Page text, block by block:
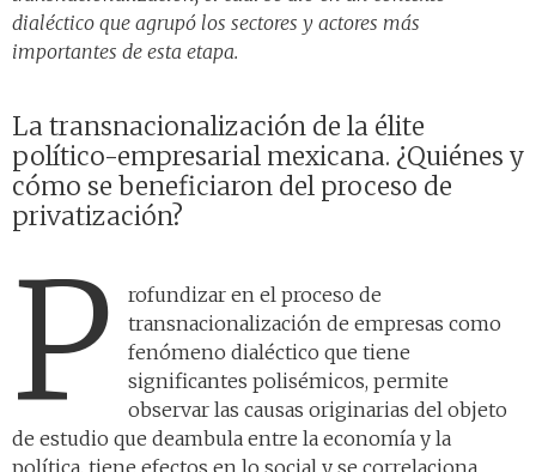
dialéctico que agrupó los sectores y actores más
importantes de esta etapa.
La transnacionalización de la élite
político-empresarial mexicana. ¿Quiénes y
cómo se beneficiaron del proceso de
privatización?
P
rofundizar en el proceso de
transnacionalización de empresas como
fenómeno dialéctico que tiene
significantes polisémicos, permite
observar las causas originarias del objeto
de estudio que deambula entre la economía y la
política, tiene efectos en lo social y se correlaciona